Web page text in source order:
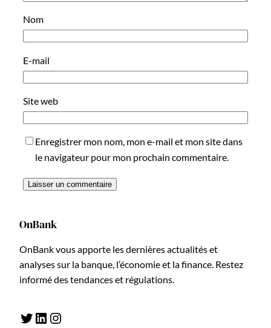
Nom
E-mail
Site web
Enregistrer mon nom, mon e-mail et mon site dans
le navigateur pour mon prochain commentaire.
OnBank
OnBank vous apporte les dernières actualités et
analyses sur la banque, l’économie et la finance. Restez
informé des tendances et régulations.
Twitter LinkedIn Instagram